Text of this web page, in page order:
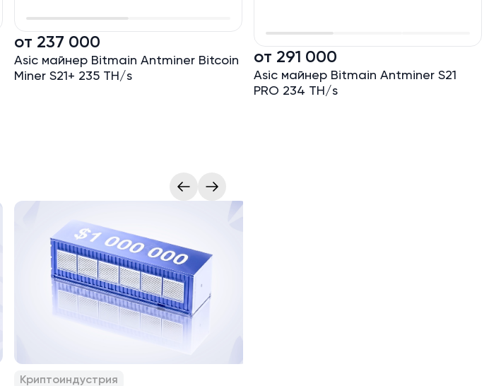
от 237 000
Asic майнер Bitmain Antminer Bitcoin
Miner S21+ 235 TH/s
от 291 000
Asic майнер Bitmain Antminer S21
PRO 234 TH/s
Криптоиндустрия